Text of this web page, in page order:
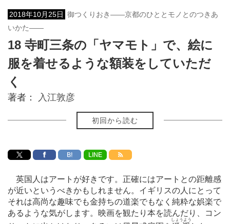
2018年10月25日 御つくりおき――京都のひととモノとのつきあ
いかた――
18 寺町三条の「ヤマモト」で、絵に
服を着せるような額装をしていただ
く
著者： 入江敦彦
初回から読む
B! LINE
英国人はアートが好きです。正確にはアートとの距離感
が近いというべきかもしれません。イギリスの人にとって
それは高尚な趣味でも金持ちの道楽でもなく純粋な娯楽で
あるような気がします。映画を観たり本を読んだり、コン
しょうよう